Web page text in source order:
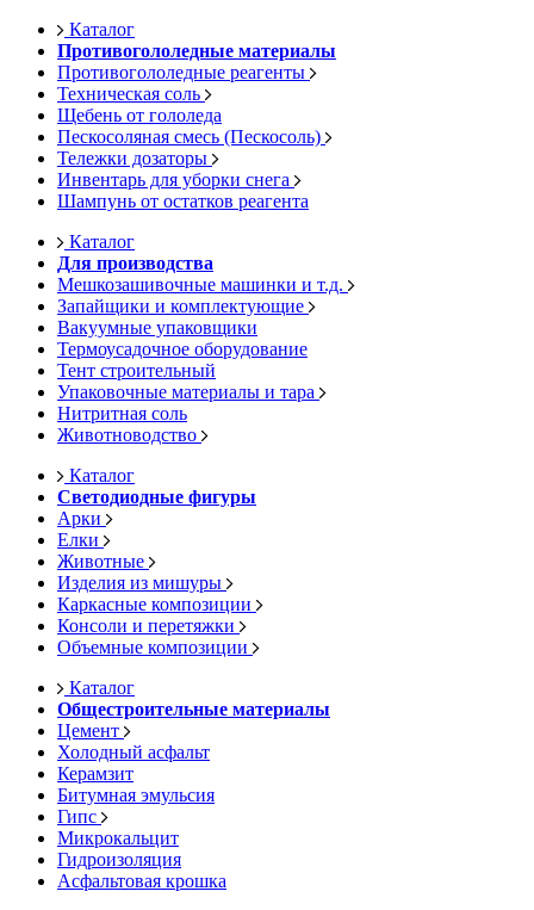
Каталог
Противогололедные материалы
Противогололедные реагенты
Техническая соль
Щебень от гололеда
Пескосоляная смесь (Пескосоль)
Тележки дозаторы
Инвентарь для уборки снега
Шампунь от остатков реагента
Каталог
Для производства
Мешкозашивочные машинки и т.д.
Запайщики и комплектующие
Вакуумные упаковщики
Термоусадочное оборудование
Тент строительный
Упаковочные материалы и тара
Нитритная соль
Животноводство
Каталог
Светодиодные фигуры
Арки
Елки
Животные
Изделия из мишуры
Каркасные композиции
Консоли и перетяжки
Объемные композиции
Каталог
Общестроительные материалы
Цемент
Холодный асфальт
Керамзит
Битумная эмульсия
Гипс
Микрокальцит
Гидроизоляция
Асфальтовая крошка